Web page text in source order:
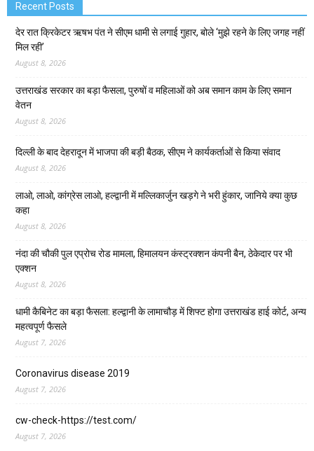
Recent Posts
देर रात क्रिकेटर ऋषभ पंत ने सीएम धामी से लगाई गुहार, बोले ‘मुझे रहने के लिए जगह नहीं
मिल रही’
August 8, 2026
उत्तराखंड सरकार का बड़ा फैसला, पुरुषों व महिलाओं को अब समान काम के लिए समान
वेतन
August 8, 2026
दिल्ली के बाद देहरादून में भाजपा की बड़ी बैठक, सीएम ने कार्यकर्ताओं से किया संवाद
August 8, 2026
लाओ, लाओ, कांग्रेस लाओ, हल्द्वानी में मल्लिकार्जुन खड़गे ने भरी हुंकार, जानिये क्या कुछ
कहा
August 8, 2026
नंदा की चौकी पुल एप्रोच रोड मामला, हिमालयन कंस्ट्रक्शन कंपनी बैन, ठेकेदार पर भी
एक्शन
August 8, 2026
धामी कैबिनेट का बड़ा फैसला: हल्द्वानी के लामाचौड़ में शिफ्ट होगा उत्तराखंड हाई कोर्ट, अन्य
महत्वपूर्ण फैसले
August 7, 2026
Coronavirus disease 2019
August 7, 2026
cw-check-https://test.com/
August 7, 2026